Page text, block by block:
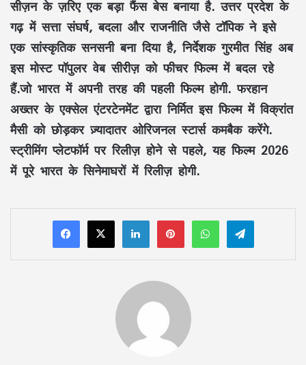
सीज़न के ज़रिए एक बड़ा फैंस बेस बनाया है. उत्तर प्रदेश के
गढ़ में सत्ता संघर्ष, बदला और राजनीति जैसे टॉपिक ने इसे
एक सांस्कृतिक सनसनी बना दिया है, निर्देशक गुरमीत सिंह अब
इस मोस्ट पॉपुलर वेब सीरीज़ को फीचर फिल्म में बदल रहे
हैं.जो भारत में अपनी तरह की पहली फिल्म होगी. फरहान
अख्तर के एक्सेल एंटरटेनमेंट द्वारा निर्मित इस फिल्म में विक्रांत
मैसी को छोड़कर ज़्यादातर ओरिजनल स्टार्स कमबैक करेंगे.
स्ट्रीमिंग प्लेटफॉर्म पर रिलीज़ होने से पहले, यह फिल्म 2026
में पूरे भारत के सिनेमाघरों में रिलीज़ होगी.
LinkedInPinterestWhatsAppTelegram